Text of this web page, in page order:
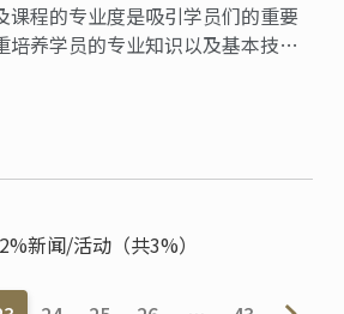
课程的专业度是吸引学员们的重要
培养学员的专业知识以及基本技
鼓励着许多学员在继承传统的同
新闻/活动（共3%）